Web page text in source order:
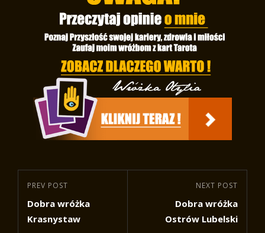
Nawigacja
wpisu
Previous
Post
PREV POST
Dobra wróżka
Krasnystaw
NEXT POST
Dobra wróżka
Ostrów Lubelski